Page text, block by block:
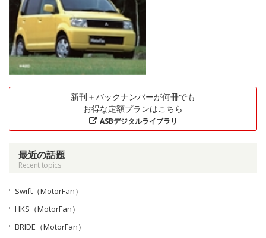
新刊＋バックナンバーが何冊でも
お得な定額プランはこちら
ASBデジタルライブラリ
最近の話題
Recent topics
Swift（MotorFan）
HKS（MotorFan）
BRIDE（MotorFan）